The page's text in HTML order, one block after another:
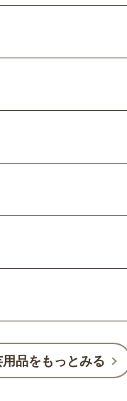
品をもっとみる